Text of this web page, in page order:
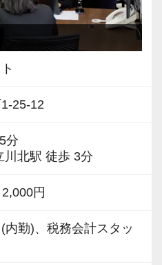
ながら働きたい方
、スキルアップしたい
す。
たい方
多いので、急なお休み
お昼休みにお子さんの
ホスピタリティが高い
25-12
分
川北駅 徒歩 3分
2,000円
勤)、税務会計スタッ